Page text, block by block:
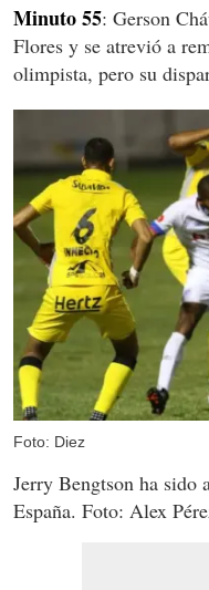
Minuto 55: Gerson
Flores y se atrevió a
olimpista, pero su
Foto: Diez
Jerry Bengtson ha sido
España. Foto: Alex